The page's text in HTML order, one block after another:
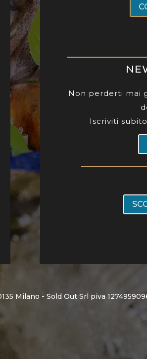
Non perderti mai
Iscriviti
Milano - Sold Out Srl piva